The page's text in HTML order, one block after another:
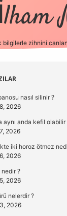
bilgilerle zihnini
nasıl silinir ?
2026
aynı anda kefil olabilir
2026
iki horoz ötmez
2026
?
2026
nelerdir ?
2026